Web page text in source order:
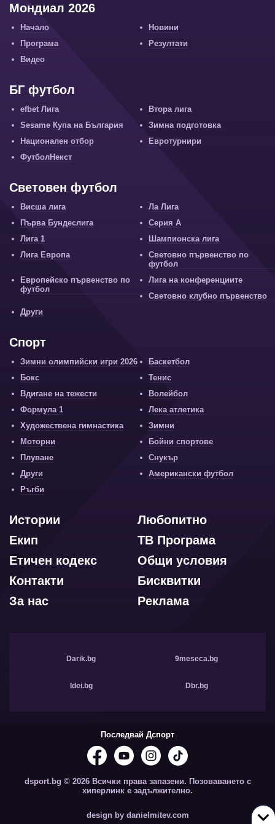
Мондиал 2026
Начало
Новини
Програма
Резултати
Видео
БГ футбол
efbet Лига
Втора лига
Sesame Купа на България
Зимна подготовка
Национален отбор
Евротурнири
ФутболНекст
Световен футбол
Висша лига
Ла Лига
Първа Бундеслига
Серия А
Лига 1
Шампионска лига
Лига Европа
Световно първенство по
футбол
Европейско първенство по
футбол
Лига на конференциите
Световно клубно първенство
Други
Спорт
Зимни олимпийски игри 2026
Баскетбол
Бокс
Тенис
Вдигане на тежести
Волейбол
Формула 1
Лека атлетика
Художествена гимнастика
Зимни
Моторни
Бойни спортове
Плуване
Снукър
Други
Американски футбол
Ръгби
Любопитно
Истории
ТВ Програма
Екип
Общи условия
Етичен кодекс
Бисквитки
Контакти
Реклама
За нас
Darik.bg 9meseca.bg
Idei.bg Dbr.bg
Последвай Дспорт
dsport.bg © 2026 Всички права запазени. Позоваването с
хиперлинк е задължително.
design by danielmitev.com